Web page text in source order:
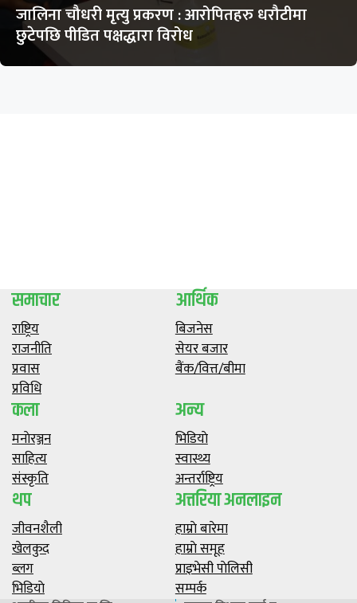
जालिना चौधरी मृत्यु प्रकरण : आरोपितहरु धरौटीमा
छुटेपछि पीडित पक्षद्धारा विरोध
समाचार
राष्ट्रिय
राजनीति
प्रवास
प्रविधि
आर्थिक
बिजनेस
सेयर बजार
बैंक/वित्त/बीमा
कला
मनाेरञ्जन
साहित्य
संस्कृति
अन्य
भिडियाे
स्वास्थ्य
अन्तर्राष्ट्रिय
थप
जीवनशैली
खेलकुद
ब्लग
भिडियाे
अत्तरिया अनलाइन
हाम्राे बारेमा
हाम्राे समूह
प्राइभेसी पाेलिसी
सम्पर्क